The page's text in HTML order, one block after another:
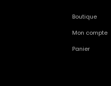
Boutique
Mon compte
Panier